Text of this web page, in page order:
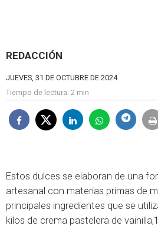
REDACCIÓN
JUEVES, 31 DE OCTUBRE DE 2024
Tiempo de lectura: 2 min
Estos dulces se elaboran de una
artesanal con materias primas de
principales ingredientes que se
kilos de crema pastelera de